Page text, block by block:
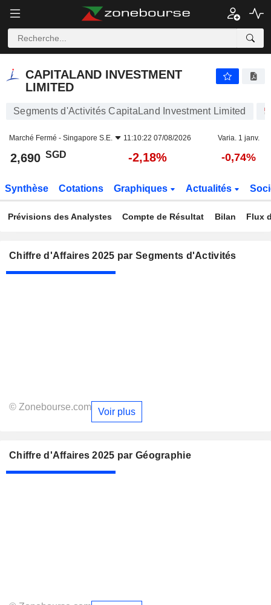
CAPITALAND INVESTMENT
LIMITED
Segments d'Activités CapitaLand Investment Limited
Marché Fermé - Singapore S.E. 11:10:22 07/08/2026 Varia. 1 janv.
2,690 SGD -2,18% -0,74%
Synthèse Cotations Graphiques Actualités
Prévisions des Analystes Compte de Résultat Bilan Flux
Chiffre d'Affaires 2025 par Segments d'Activités
© Zonebourse.com Voir plus
Chiffre d'Affaires 2025 par Géographie